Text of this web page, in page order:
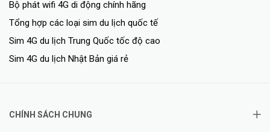
- Chặn nội dung không phù hợp với trẻ em và tùy chỉnh khoảng thời
- Bạn sẽ nhận được thông báo qua điện thoại khi các thiết bị mới kết
Bộ phát wifi 4G di động chính hãng
Tổng hợp các loại sim du lịch quốc tế
Sim 4G du lịch Trung Quốc tốc độ cao
Sim 4G du lịch Nhật Bản giá rẻ
CHÍNH SÁCH CHUNG